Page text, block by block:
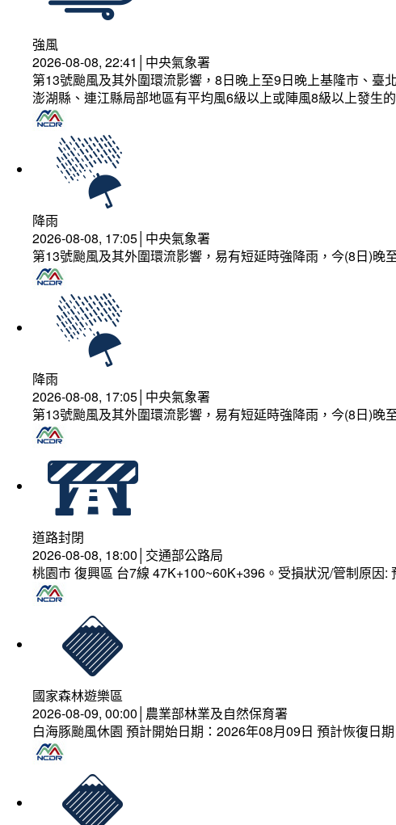
強風
2026-08-08, 22:41│中央氣象署
第13號颱風及其外圍環流影響，8日晚上至9日晚上基隆市、臺
澎湖縣、連江縣局部地區有平均風6級以上或陣風8級以上發生
降雨
2026-08-08, 17:05│中央氣象署
第13號颱風及其外圍環流影響，易有短延時強降雨，今(8日)
降雨
2026-08-08, 17:05│中央氣象署
第13號颱風及其外圍環流影響，易有短延時強降雨，今(8日)
道路封閉
2026-08-08, 18:00│交通部公路局
桃園市 復興區 台7線 47K+100~60K+396。受損狀況/管制原因:
國家森林遊樂區
2026-08-09, 00:00│農業部林業及自然保育署
白海豚颱風休園 預計開始日期：2026年08月09日 預計恢復日